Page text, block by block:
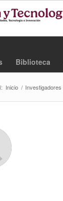
Biblioteca
Inicio / Investigadores